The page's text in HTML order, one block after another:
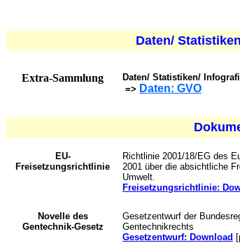
Daten/
Extra-Sammlung Daten/ Statistiken/
=> Daten: GVO
EU-
Freisetzungsrichtlinie
Richtlinie 2001/18/EG des
2001 über die absichtliche
Umwelt.
Freisetzungsrichtlinie:
Novelle des
Gentechnik-Gesetz
Gesetzentwurf der
Gentechnikrechts
Gesetzentwurf: Download